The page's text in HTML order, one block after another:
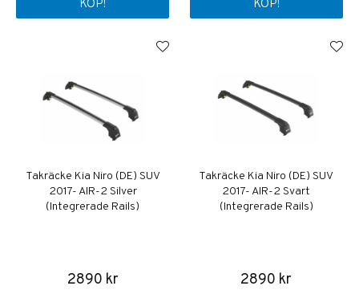
KÖP! KÖP!
Takräcke Kia Niro (DE) SUV
2017- AIR-2 Silver
(Integrerade Rails)
2890 kr
Takräcke Kia Niro (DE) SUV
2017- AIR-2 Svart
(Integrerade Rails)
2890 kr